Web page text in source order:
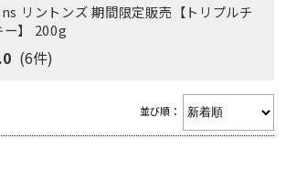
缶
ド
リントンズ 期間限定販売【トリプルチ
ー】 200g
(6件)
並び順：